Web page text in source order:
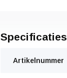
Specificaties
Artikelnummer